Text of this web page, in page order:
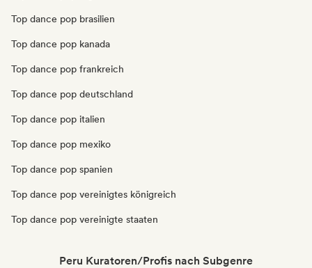
Top dance pop brasilien
Top dance pop kanada
Top dance pop frankreich
Top dance pop deutschland
Top dance pop italien
Top dance pop mexiko
Top dance pop spanien
Top dance pop vereinigtes königreich
Top dance pop vereinigte staaten
Peru Kuratoren/Profis nach Subgenre